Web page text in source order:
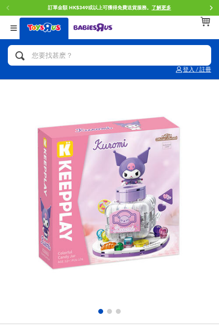
訂單金額 HK$349或以上可獲得免費送貨服務。 了解更多
登入 / 註冊
返回
分類目錄
人氣英雄,角色扮演,射擊玩具
玩具車,貨車,火車及遙控系列
手工藝,文具,蠟筆,泥膠,畫板
娃娃, 芭比,收藏公仔
電子玩具
遊戲及拼圖系列
返回
品牌
Brunch Brother 早午餐兄弟
Mini Brands
Play-Doh培樂多
Pokemon寶可夢
playpop
LEGO樂高
返回
年齢
0~2歳
8~11歳
12~14歳
14歳以上